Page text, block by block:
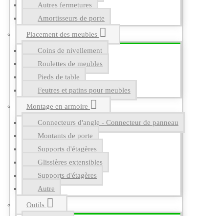
Autres fermetures
Amortisseurs de porte
Placement des meubles
Coins de nivellement
Roulettes de meubles
Pieds de table
Feutres et patins pour meubles
Montage en armoire
Connecteurs d'angle - Connecteur de panneau
Montants de porte
Supports d'étagères
Glissières extensibles
Supports d'étagères
Autre
Outils